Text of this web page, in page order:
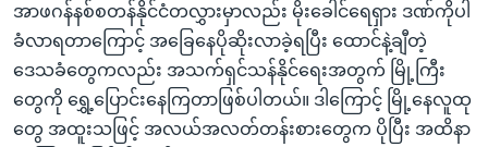
အာဖဂန်နစ်စတန်နိုင်ငံတလွှားမှာလည်း မိုးခေါင်ရေရှား ဒဏ်ကိုပါ
ခံလာရတာကြောင့် အခြေနေပိုဆိုးလာခဲ့ရပြီး ထောင်နဲ့ချီတဲ့
ဒေသခံတွေကလည်း အသက်ရှင်သန်နိုင်ရေးအတွက် မြို့ကြီး
တွေကို ရွှေ့ပြောင်းနေကြတာဖြစ်ပါတယ်။ ဒါကြောင့် မြို့နေလူထု
တွေ အထူးသဖြင့် အလယ်အလတ်တန်းစားတွေက ပိုပြီး အထိနာ